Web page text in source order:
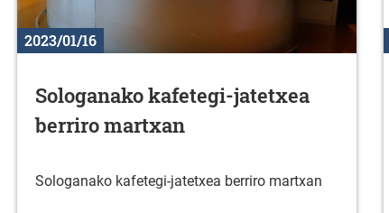
2023/01/16
Sologanako kafetegi-jatetxea
berriro martxan
Sologanako kafetegi-jatetxea berriro martxan